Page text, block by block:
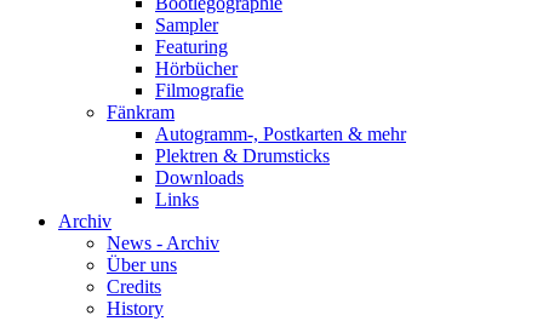
Sampler
Featuring
Hörbücher
Filmografie
Fänkram
Autogramm-, Postkarten & mehr
Plektren & Drumsticks
Downloads
Links
Archiv
News - Archiv
Über uns
Credits
History